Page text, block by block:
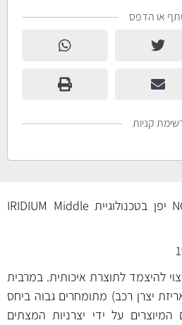
או הדפס
קניות
מצת (פלאג) NGK ­ILZKR7A יפן בטכנולוגיית IRIDIUM Middle
להיצמד לתוצרת איכותית. במרבית
יצרן רכב) מתומחרים גבוה ביחס
המיוצרים על ידי יצרניות המצתים